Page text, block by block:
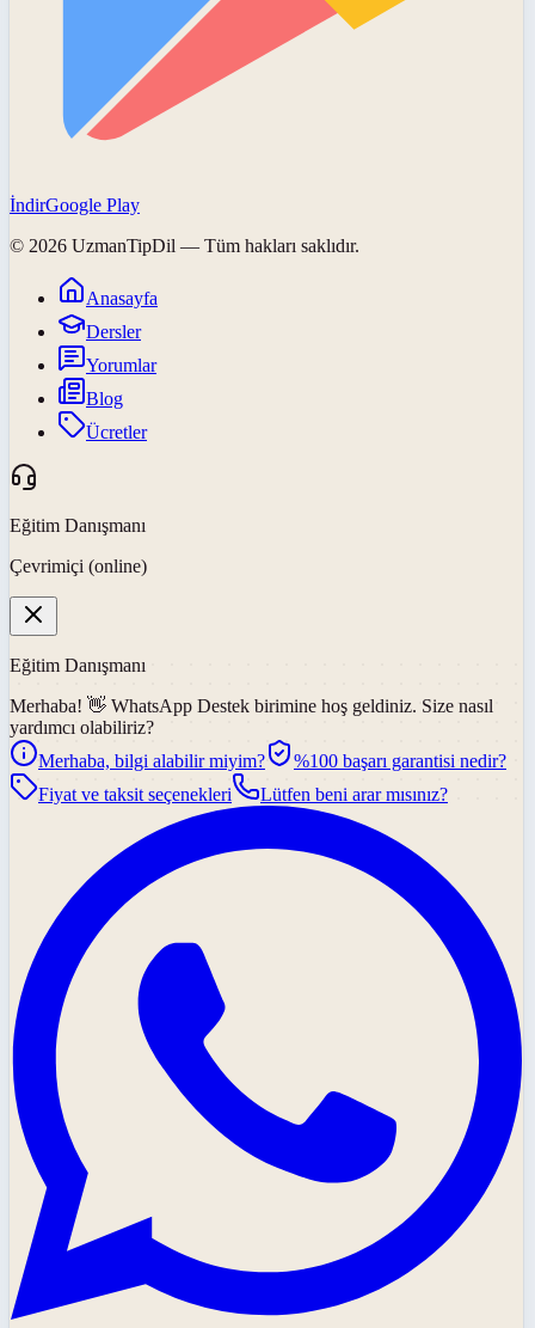
İndirGoogle Play
© 2026 UzmanTipDil — Tüm hakları saklıdır.
Anasayfa
Dersler
Yorumlar
Blog
Ücretler
Eğitim Danışmanı
Çevrimiçi (online)
Eğitim Danışmanı
Merhaba! 👋 WhatsApp Destek birimine hoş geldiniz. Size nasıl
yardımcı olabiliriz?
Merhaba, bilgi alabilir miyim?
%100 başarı garantisi nedir?
Fiyat ve taksit seçenekleri
Lütfen beni arar mısınız?